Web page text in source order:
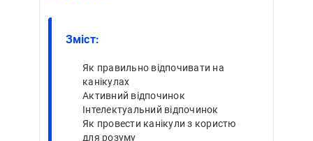
Зміст:
Як правильно відпочивати на
канікулах
Активний відпочинок
Інтелектуальний відпочинок
Як провести канікули з користю
для розуму